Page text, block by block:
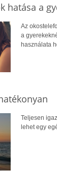
hatása a
Az
a
használata
Teljesen
lehet egy